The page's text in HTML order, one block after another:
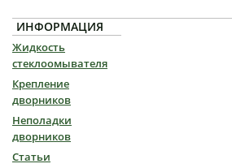
ИНФОРМАЦИЯ
Жидкость
стеклоомывателя
Крепление
дворников
Неполадки
дворников
Статьи